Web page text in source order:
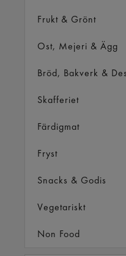
Frukt & Grönt
Ost, Mejeri & Ägg
Bröd, Bakverk &
Skafferiet
Färdigmat
Fryst
Snacks & Godis
Vegetariskt
Non Food